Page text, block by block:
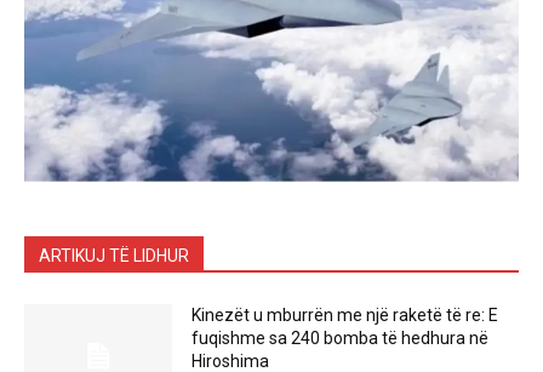
ARTIKUJ TË LIDHUR
Kinezët u mburrën me një raketë të re: E
fuqishme sa 240 bomba të hedhura në
Hiroshima